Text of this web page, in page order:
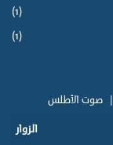
(1)
(1)
صوت الأطلس
الزوار